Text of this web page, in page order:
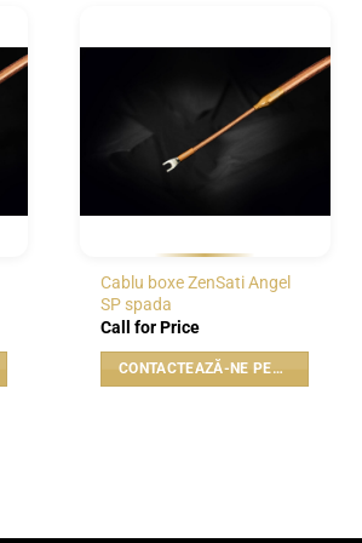
WISHLIST
Cablu boxe ZenSati Angel
SP spada
Call for Price
CONTACTEAZĂ-NE PENTRU PREȚ